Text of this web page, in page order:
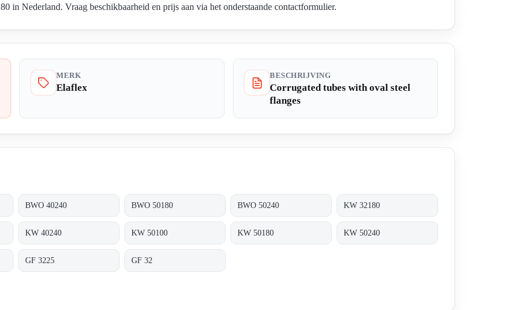
in Nederland. Vraag beschikbaarheid en prijs aan via het onderstaande contactformulier.
MERK
Elaflex
BESCHRIJVING
Corrugated tubes with oval steel
flanges
BWO 40240 BWO 50180 BWO 50240 KW 32180
KW 40240 KW 50100 KW 50180 KW 50240
GF 3225 GF 32